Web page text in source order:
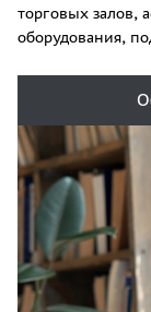
торговых залов,
оборудования,